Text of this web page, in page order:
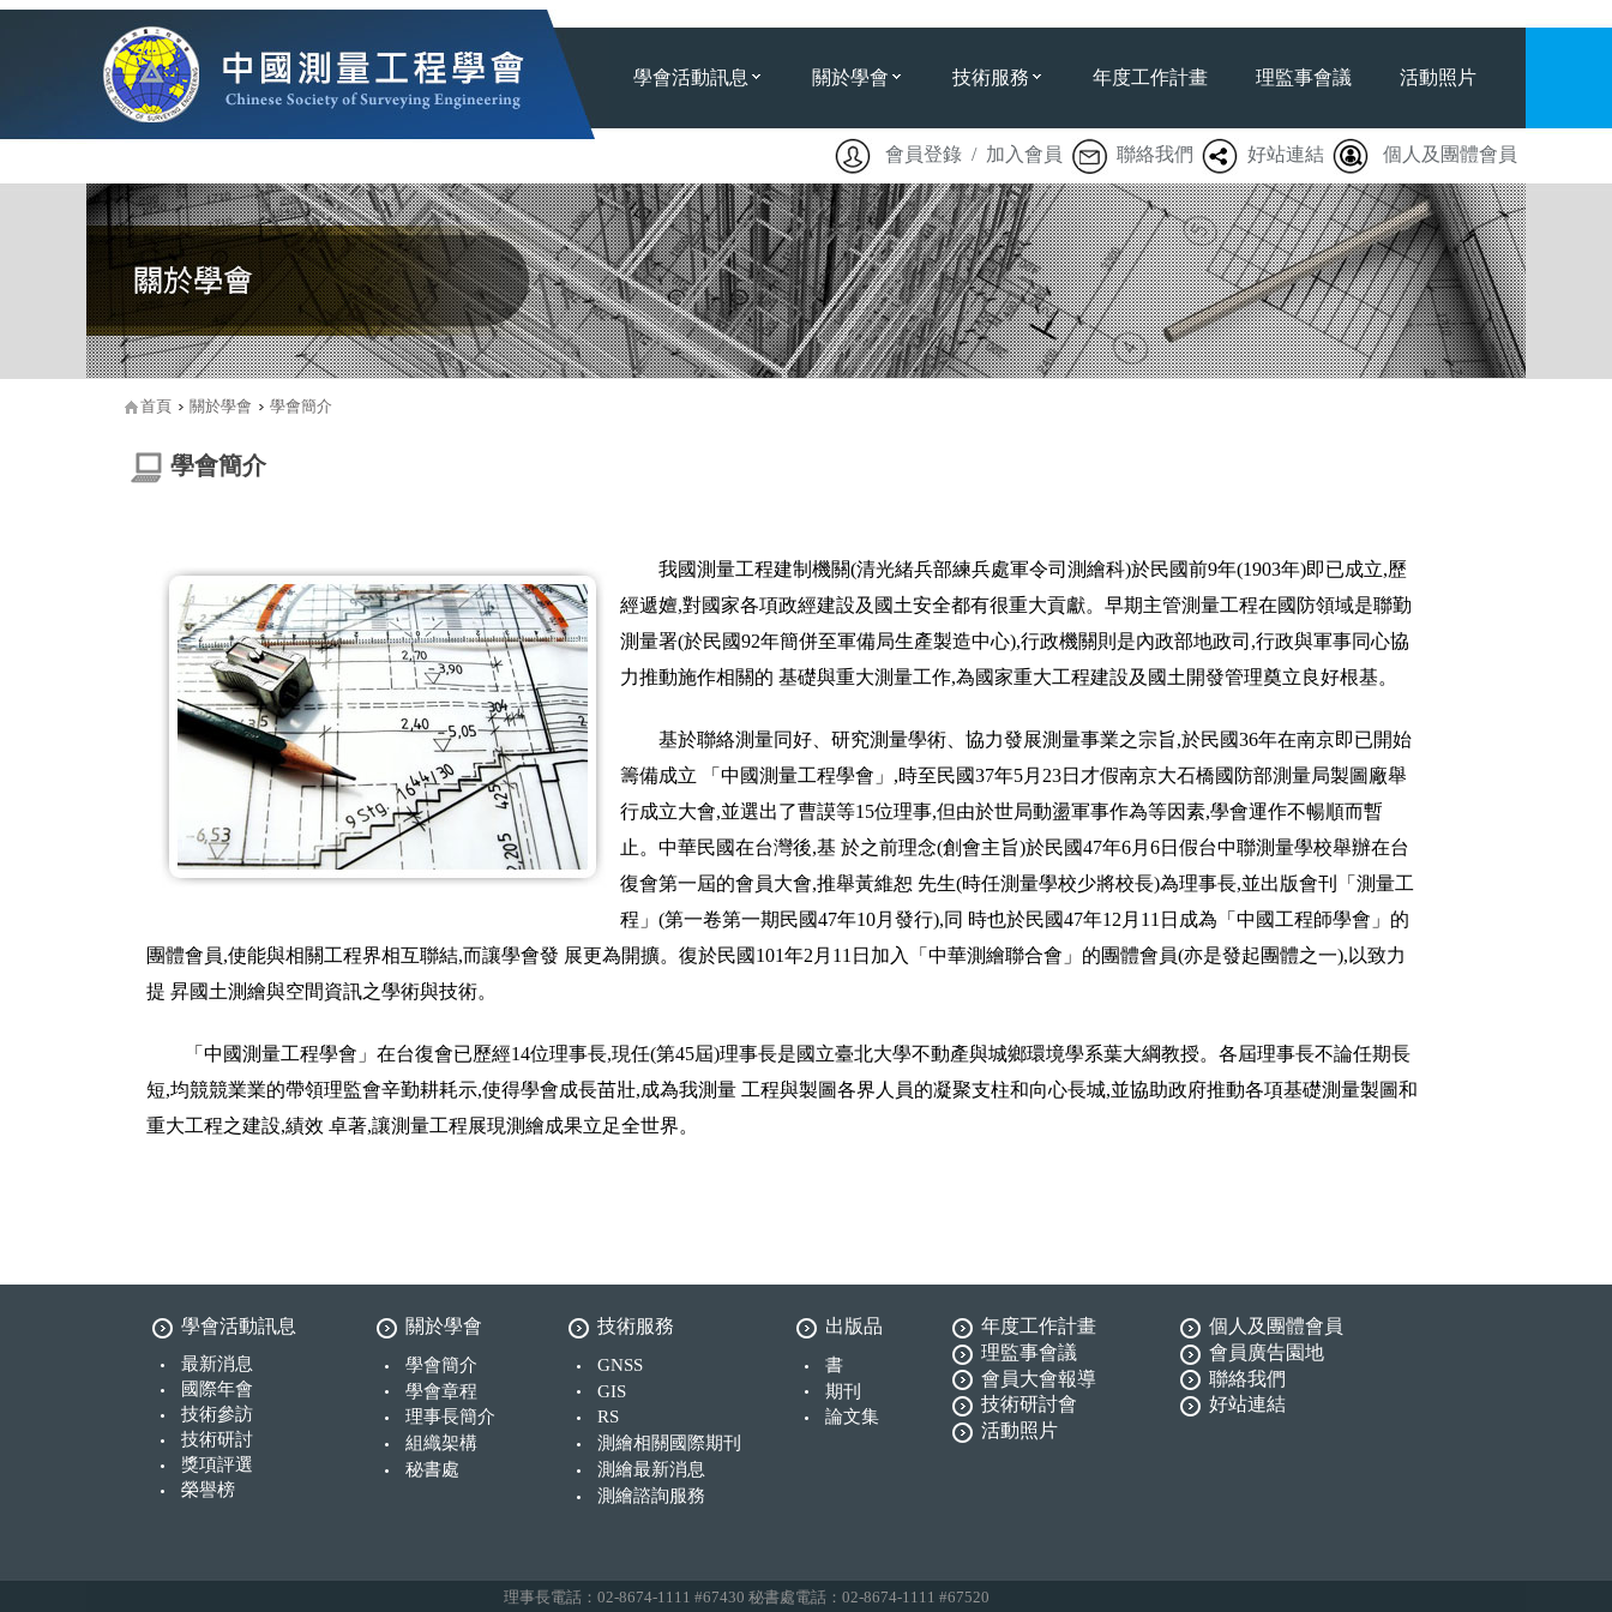
學會活動訊息 關於學會 技術服務 年度工作計畫 理監事會議 活動照片
會員登錄 / 加入會員 聯絡我們 好站連結 個人及團體會員